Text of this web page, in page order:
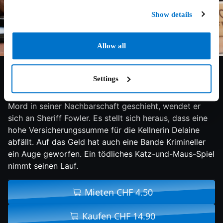
Show details
Allow all
Settings
Der Investmentbroker Russ erhält anonyme
Drohanrufe. Als dann auch noch ein schockierender
Mord in seiner Nachbarschaft geschieht, wendet er
sich an Sheriff Fowler. Es stellt sich heraus, dass eine
hohe Versicherungssumme für die Kellnerin Delaine
abfällt. Auf das Geld hat auch eine Bande Krimineller
ein Auge geworfen. Ein tödliches Katz-und-Maus-Spiel
nimmt seinen Lauf.
Mieten CHF 4.50
Kaufen CHF 14.90